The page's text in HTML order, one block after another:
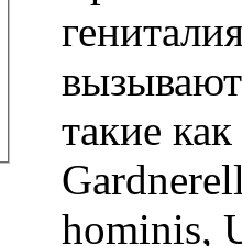
такие
hominis,